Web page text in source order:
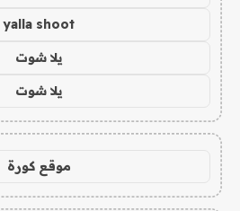
yalla shoot
يلا شوت
يلا شوت
موقع كورة